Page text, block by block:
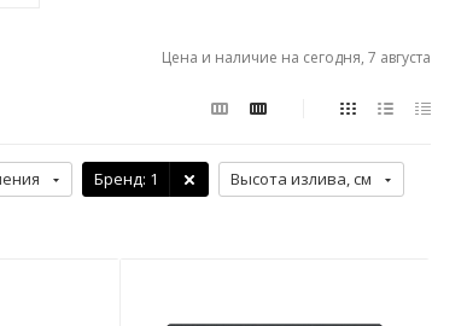
Цена и наличие на сегодня, 7 августа
Бренд: 1 Высота излива, см